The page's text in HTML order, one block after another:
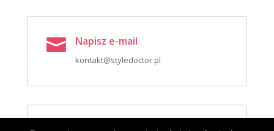
 Napisz e-mail
kontakt@styledoctor.pl